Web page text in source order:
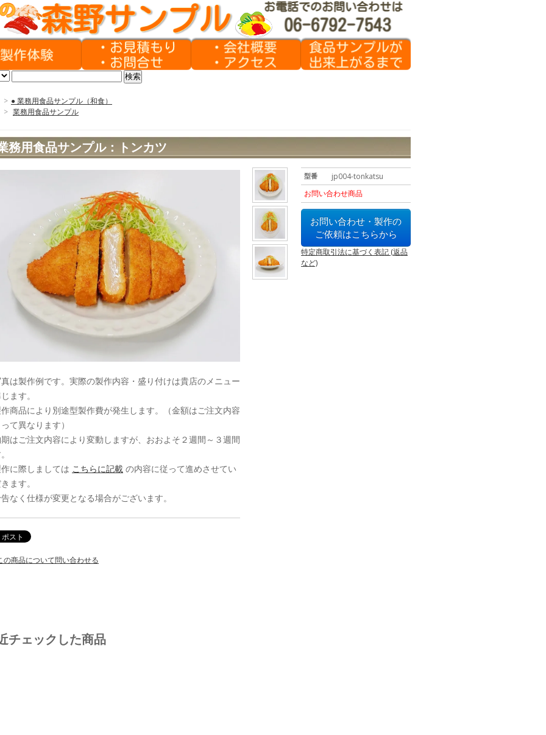
> ● 業務用食品サンプル（和食）
> 業務用食品サンプル
務用食品サンプル：トンカツ
型番
jp004-tonkatsu
お問い合わせ商品
お問い合わせ・製作の
ご依頼はこちらから
特定商取引法に基づく表記 (返品
など)
は製作例です。実際の製作内容・盛り付けは貴店のメニュー
ます。
商品により別途型製作費が発生します。（金額はご注文内容
て異なります）
はご注文内容により変動しますが、おおよそ２週間～３週間
に際しましては こちらに記載 の内容に従って進めさせてい
ます。
なく仕様が変更となる場合がございます。
の商品について問い合わせる
チェックした商品